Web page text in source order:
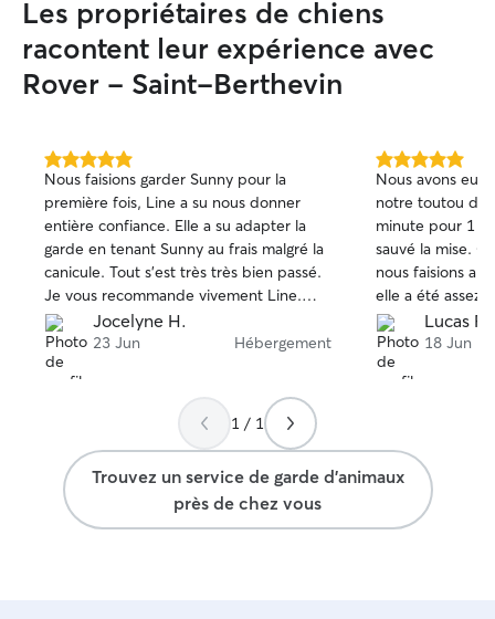
Les propriétaires de chiens
racontent leur expérience avec
Rover - Saint-Berthevin
5.0 étoile(s)
sur
5
Nous faisions garder Sunny pour la
première fois, Line a su nous donner
entière confiance. Elle a su adapter la
garde en tenant Sunny au frais malgré la
canicule. Tout s'est très très bien passé.
Je vous recommande vivement Line.
Merci Line pour votre gentillesse, votre
disponibilité et votre adaptabilité.
Jocelyne H.
23 Jun Hébergement
5.0 étoile(s)
sur
5
Nous avons eu
notre toutou de
minute pour 1
sauvé la mise. C’était la 1ere fois que
nous faisions
elle a été assez
qu’elle a
animaux. Je
Lucas F.
18 Jun
1 / 1
Trouvez un service de garde d'animaux
près de chez vous